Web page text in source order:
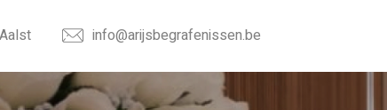
info@arijsbegrafenissen.be